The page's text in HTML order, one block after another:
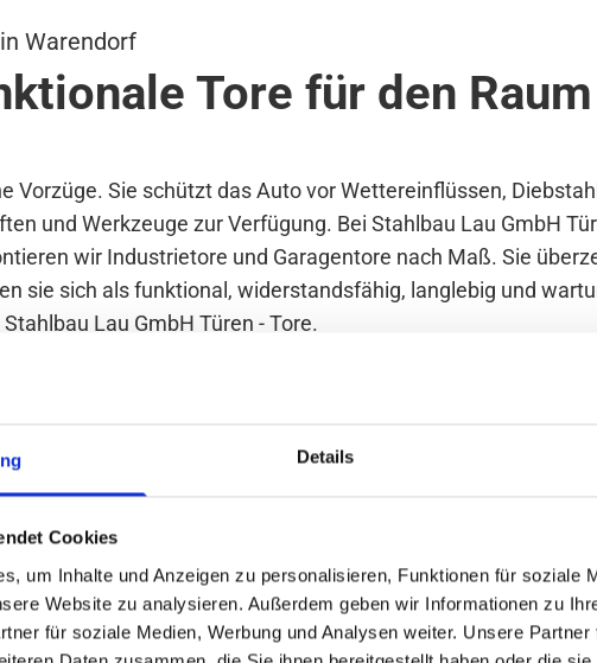
Details
Cookies
um Inhalte und Anzeigen zu personalisieren, Funktionen für soziale
Website zu analysieren. Außerdem geben wir Informationen zu
für soziale Medien, Werbung und Analysen weiter. Unsere
Warendorf
Tore für den
Vorzüge. Sie schützt das Auto vor Wettereinflüssen,
und Werkzeuge zur Verfügung. Bei Stahlbau Lau GmbH
wir Industrietore und Garagentore nach Maß. Sie
sie sich als funktional, widerstandsfähig, langlebig und
Lau GmbH Türen - Tore.
neuen und robusten Tor. Mit unserem Aufmaßservice
an. Zudem übernehmen wir Anlieferung und
Mit einem Elektromotor können die Garagentore einfach
verschiedenen Modellvarianten, je nach